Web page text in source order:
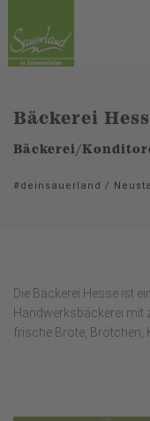
Bäckerei
Bäckerei/
#deinsauerland /
Die Bäckerei Hesse ist
Handwerksbäckerei mit
frische Brote, Brötchen,